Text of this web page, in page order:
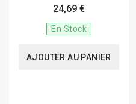
24,69 €
En Stock
AJOUTER AU PANIER